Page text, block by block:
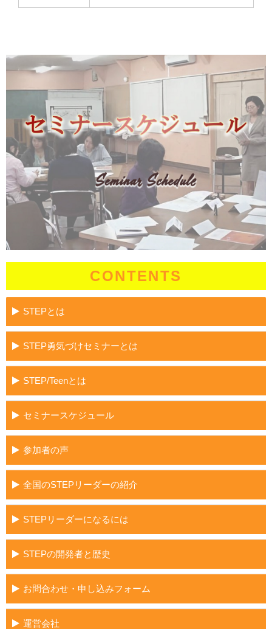
CONTENTS
STEPとは
STEP勇気づけセミナーとは
STEP/Teenとは
セミナースケジュール
参加者の声
全国のSTEPリーダーの紹介
STEPリーダーになるには
STEPの開発者と歴史
お問合わせ・申し込みフォーム
運営会社